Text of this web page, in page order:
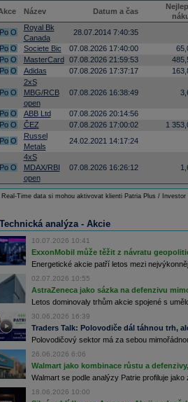
Název Datum a čas
Po O
Royal Bk
Canada
28.07.2014 7:40:35
Po O Societe Bic 07.08.2026 17:40:00
Po O MasterCard 07.08.2026 21:59:53
Po O Adidas 07.08.2026 17:37:17
Po O
2xS
MBG/RCB
open
07.08.2026 16:38:49
Po O ABB Ltd 07.08.2026 20:14:56
Po O ČEZ 07.08.2026 17:00:02 1
Po O
Russel
Metals
24.02.2021 14:17:24
Po O
4xS
MDAX/RBI
open
07.08.2026 16:26:12
Real-Time data si mohou aktivovat klienti Patria Plus / Investor
Technická analýza - Akcie
10.07.2026 10:41
ExxonMobil může těžit z návratu
Energetické akcie patří letos mezi
02.07.2026 10:55
AstraZeneca jako sázka na defenzivu
Letos dominovaly trhům akcie spojené s
30.06.2026 16:39
Traders Talk: Polovodiče dál táhnou trh,
Polovodičový sektor má za sebou
26.06.2026 6:06
Walmart jako kombinace růstu a
Walmart se podle analýzy Patrie profiluje jako
18.06.2026 10:00